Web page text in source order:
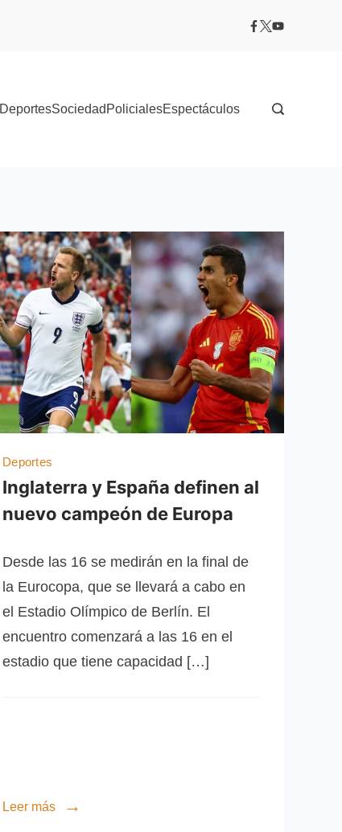
DeportesSociedad PolicialesEspectáculos
Deportes
Inglaterra y España definen al
nuevo campeón de Europa
Desde las 16 se medirán en la final de
la Eurocopa, que se llevará a cabo en
el Estadio Olímpico de Berlín. El
encuentro comenzará a las 16 en el
estadio que tiene capacidad […]
Leer más